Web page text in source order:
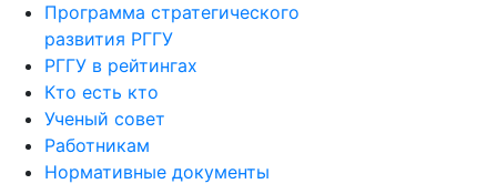
Программа стратегического
развития РГГУ
РГГУ в рейтингах
Кто есть кто
Ученый совет
Работникам
Нормативные документы